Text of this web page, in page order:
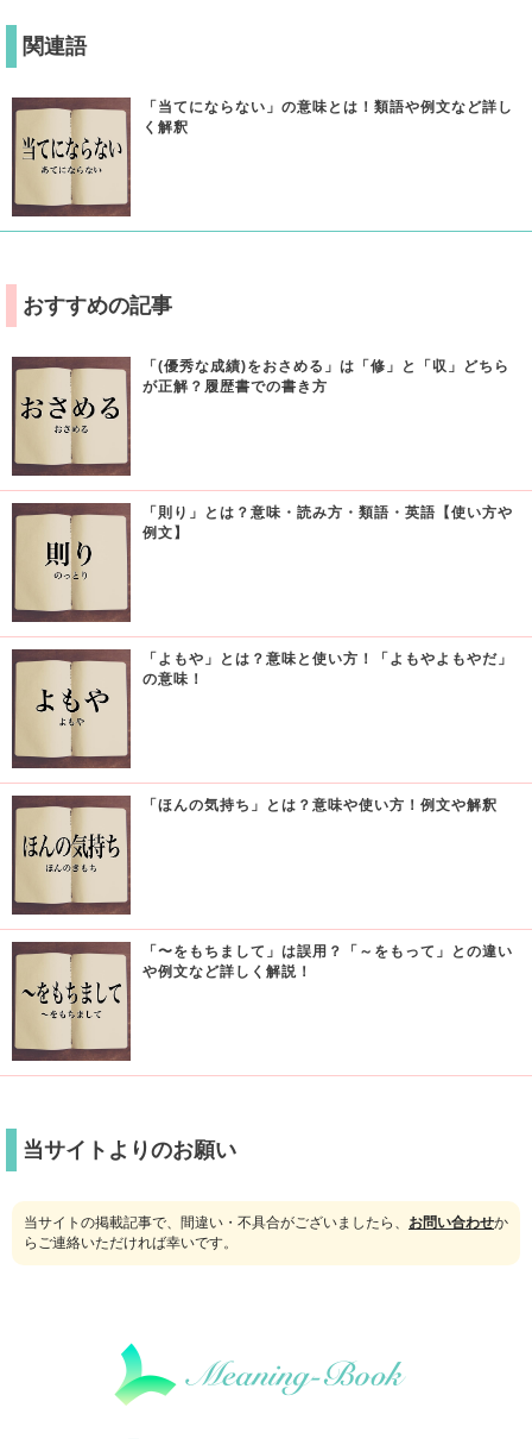
関連語
「当てにならない」の意味とは！類語や例文など詳し
く解釈
おすすめの記事
「(優秀な成績)をおさめる」は「修」と「収」どちら
が正解？履歴書での書き方
「則り」とは？意味・読み方・類語・英語【使い方や
例文】
「よもや」とは？意味と使い方！「よもやよもやだ」
の意味！
「ほんの気持ち」とは？意味や使い方！例文や解釈
「〜をもちまして」は誤用？「～をもって」との違い
や例文など詳しく解説！
当サイトよりのお願い
当サイトの掲載記事で、間違い・不具合がございましたら、 お問い合わせか
らご連絡いただければ幸いです。